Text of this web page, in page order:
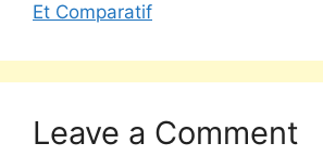
Et Comparatif
Leave a Comment